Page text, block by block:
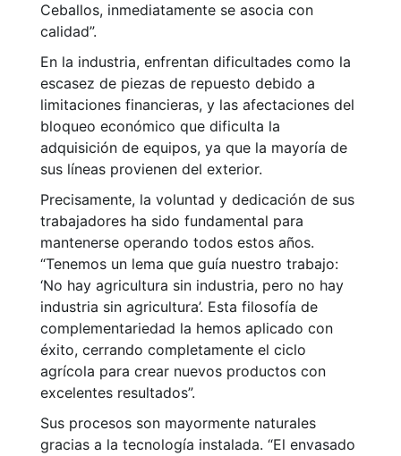
Ceballos, inmediatamente se asocia con
calidad”.
En la industria, enfrentan dificultades como la
escasez de piezas de repuesto debido a
limitaciones financieras, y las afectaciones del
bloqueo económico que dificulta la
adquisición de equipos, ya que la mayoría de
sus líneas provienen del exterior.
Precisamente, la voluntad y dedicación de sus
trabajadores ha sido fundamental para
mantenerse operando todos estos años.
“Tenemos un lema que guía nuestro trabajo:
‘No hay agricultura sin industria, pero no hay
industria sin agricultura’. Esta filosofía de
complementariedad la hemos aplicado con
éxito, cerrando completamente el ciclo
agrícola para crear nuevos productos con
excelentes resultados”.
Sus procesos son mayormente naturales
gracias a la tecnología instalada. “El envasado